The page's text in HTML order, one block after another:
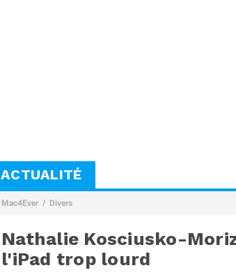
ACTUALITÉ
Mac4Ever Divers
Nathalie Kosciusko-
l'iPad trop lourd